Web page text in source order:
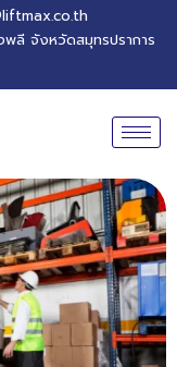
ลี จังหวัดสมุทรปราการ